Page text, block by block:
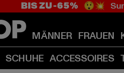
BIS ZU -65% 😲💥
MÄNNER FRAUEN
SCHUHE ACCESSOIRES